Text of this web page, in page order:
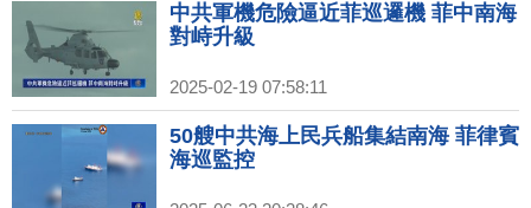
中共軍機危險逼近菲巡邏機 菲中南海
對峙升級
2025-02-19 07:58:11
50艘中共海上民兵船集結南海 菲律賓
海巡監控